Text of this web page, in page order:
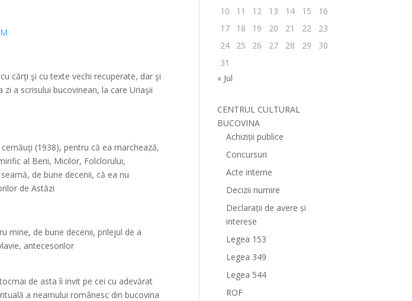
cărţi şi cu texte vechi recuperate, dar şi
a scrisului bucovinean, la care Uriaşii
(1938), pentru că ea marchează,
al Berii, Micilor, Folclorului,
de bune decenii, că ea nu
de Astăzi
mine, de bune decenii, prilejul de a
antecesorilor
de asta îi invit pe cei cu adevărat
a neamului românesc din bucovina
10
11 12 13 14 15
16
17
18 19 20 21 22
23
24
25 26 27 28 29
30
31
« Jul
CENTRUL CULTURAL
BUCOVINA
Achiziții publice
Concursuri
Acte interne
Decizii numire
Declarații de avere și
interese
Legea 153
Legea 349
Legea 544
ROF